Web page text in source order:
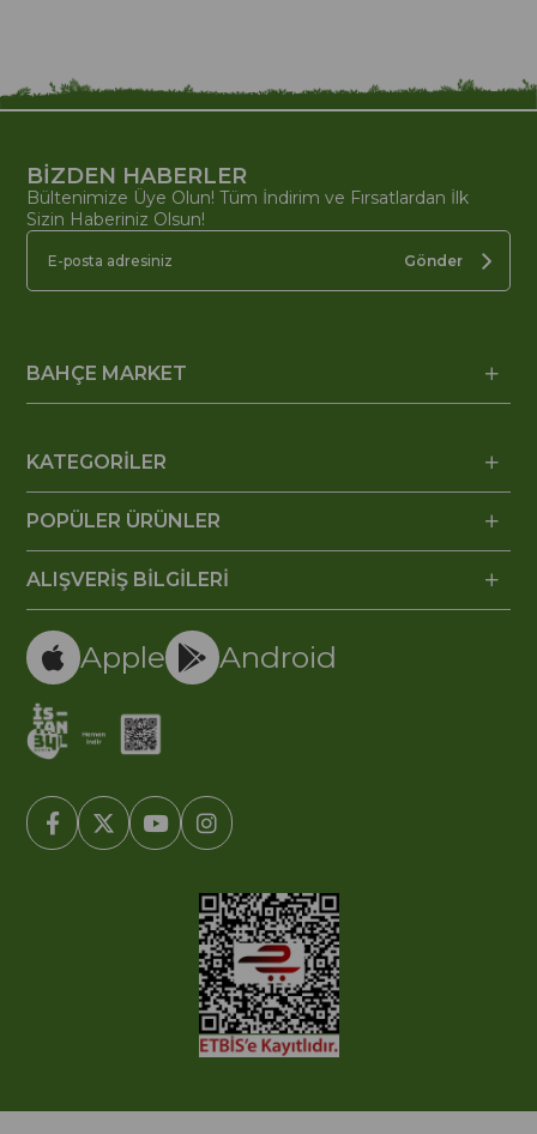
BİZDEN HABERLER
Bültenimize Üye Olun! Tüm İndirim ve Fırsatlardan İlk
Sizin Haberiniz Olsun!
Gönder
BAHÇE MARKET
KATEGORİLER
POPÜLER ÜRÜNLER
ALIŞVERİŞ BİLGİLERİ
Apple Android